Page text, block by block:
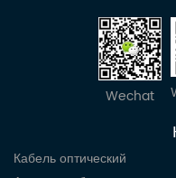
Wechat
Кабель оптический